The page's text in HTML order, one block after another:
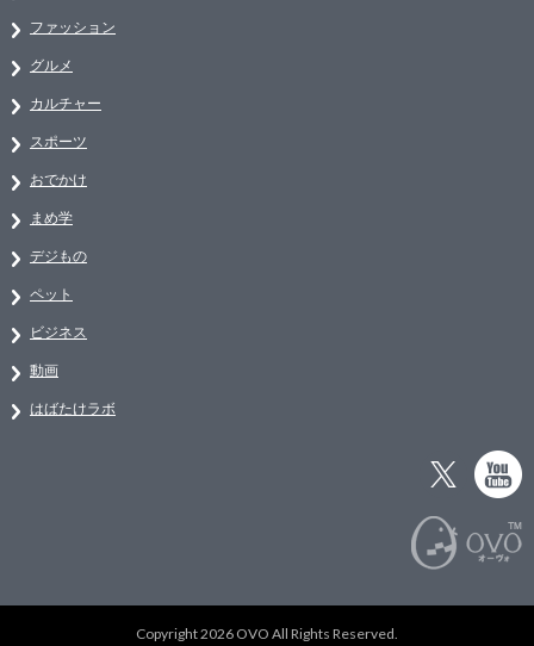
ファッション
グルメ
カルチャー
スポーツ
おでかけ
まめ学
デジもの
ペット
ビジネス
動画
はばたけラボ
Copyright 2026 OVO All Rights Reserved.